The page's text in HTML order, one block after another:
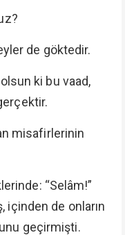
de göktedir.
ki bu vaad,
misafirlerinin
“Selâm!”
içinden de onların
geçirmişti.